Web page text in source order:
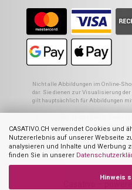
CASATIVO.CH verwendet Cookies
Nutzererlebnis auf unserer Webseite
analysieren und Inhalte und Werbung
finden Sie in unserer
Hinweis
Nicht alle Abbildungen im Online-
dar. Sie dienen zur Visualisierung
gilt hauptsächlich für Abbildungen
Ehemaliger Preis von Casativo
3 Summe der Einzelpreise
4 UVP des Herstellers